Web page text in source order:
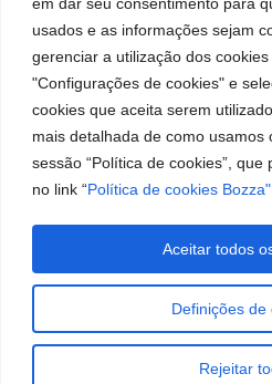
usados e as informações sejam
gerenciar a utilização dos
"Configurações de cookies" e
cookies que aceita serem
mais detalhada de como usamos
sessão “Política de cookies”,
no link “Política de cookies Bozza"
Definições de
Rejeitar
Aceitar todos
para
lubrificação
e
abastecimento
da
América
Sul.
Trabalhe
Conosco
50/
do
Imagens meramente
alterações sem aviso prévio.
José Murilia Bozza